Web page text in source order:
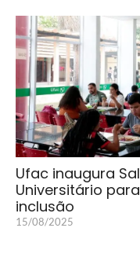
Ufac inaugura
Universitário
inclusão
15/08/2025